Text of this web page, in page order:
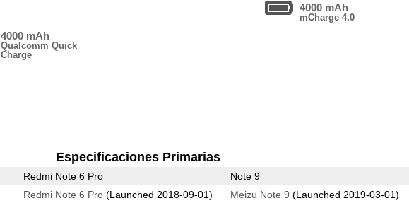
4000 mAh
Qualcomm Quick
Charge
4000 mAh
mCharge 4.0
Especificaciones Primarias
Redmi Note 6 Pro Note 9
Redmi Note 6 Pro(Launched 2018-09-01) Meizu Note 9 (Launched 2019-03-01)